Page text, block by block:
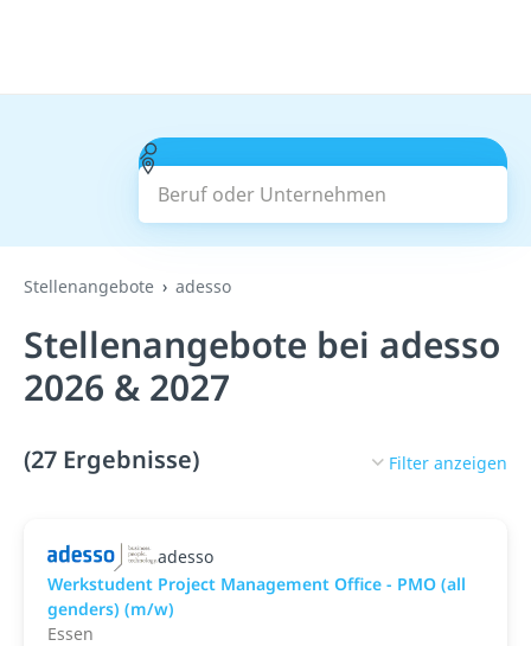
Beruf oder Unternehmen
Suchen
Stellenangebote adesso
Stellenangebote bei adesso
2026 & 2027
(27 Ergebnisse) Filter anzeigen
adesso
Werkstudent Project Management Office - PMO (all
genders) (m/w)
Essen